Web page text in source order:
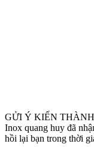
GỬI Ý KIẾN
Inox quang huy đã
hồi lại bạn trong thời